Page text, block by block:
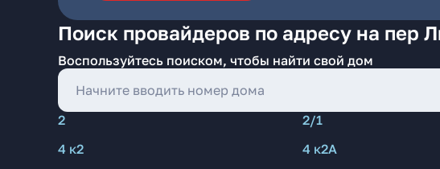
Поиск провайдеров по адресу на пер
Воспользуйтесь поиском, чтобы найти свой дом
2 2/1
4 к2
4 к2А